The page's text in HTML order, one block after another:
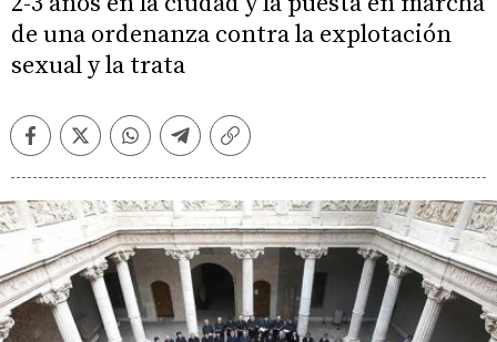
de una ordenanza contra la explotación
sexual y la trata
FacebookTwitterWhatsappTelegramCopiar